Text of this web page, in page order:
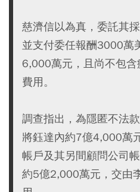
慈濟信以為真，委託其
並支付委任報酬3000萬
6,000萬元，且尚不包
費用。
調查指出，為隱匿不法
將鈺達內約7億4,000萬
帳戶及其另間顧問公司
約5億2,000萬元，交由